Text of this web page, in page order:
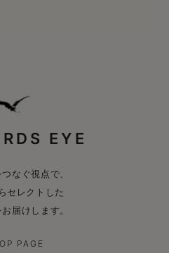
EYE
なぐ視点で、
セレクトした
届けします。
PAGE